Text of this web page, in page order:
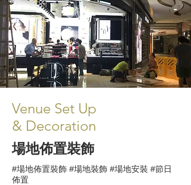
Venue Set Up
& Decoration
場地佈置裝飾
#場地佈置裝飾 #場地裝飾 #場地安裝 #節日
佈置